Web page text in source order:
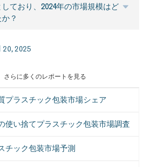
ており、2024年の市場規模はど
？
20, 2025
さらに多くのレポートを見る
プラスチック包装市場シェア
使い捨てプラスチック包装市場調査
チック包装市場予測